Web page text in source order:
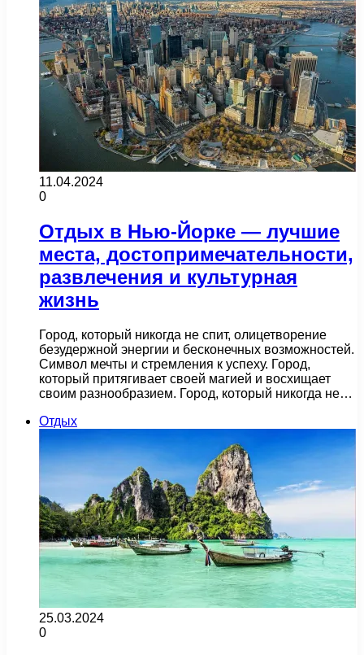
11.04.2024
0
Отдых в Нью-Йорке — лучшие
места, достопримечательности,
развлечения и культурная
жизнь
Город, который никогда не спит, олицетворение
безудержной энергии и бесконечных возможностей.
Символ мечты и стремления к успеху. Город,
который притягивает своей магией и восхищает
своим разнообразием. Город, который никогда не…
Отдых
25.03.2024
0